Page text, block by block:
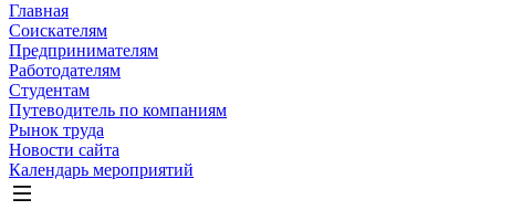
Главная
Соискателям
Предпринимателям
Работодателям
Студентам
Путеводитель по компаниям
Рынок труда
Новости сайта
Календарь мероприятий